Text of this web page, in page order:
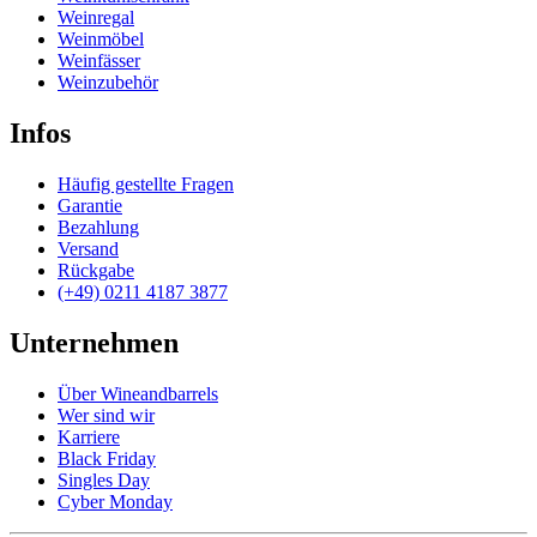
Weinregal
Weinmöbel
Weinfässer
Weinzubehör
Infos
Häufig gestellte Fragen
Garantie
Bezahlung
Versand
Rückgabe
(+49) 0211 4187 3877
Unternehmen
Über Wineandbarrels
Wer sind wir
Karriere
Black Friday
Singles Day
Cyber Monday